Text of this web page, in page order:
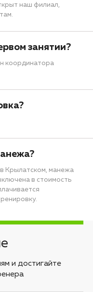
наш филиал,
занятии?
координатора
Крылатском, манежа
в стоимость
и достигайте